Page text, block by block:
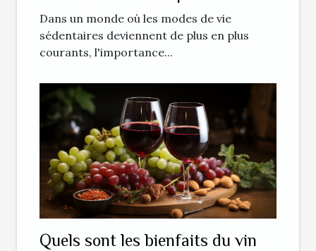
Dans un monde où les modes de vie
sédentaires deviennent de plus en plus
courants, l'importance...
Quels sont les bienfaits du vin